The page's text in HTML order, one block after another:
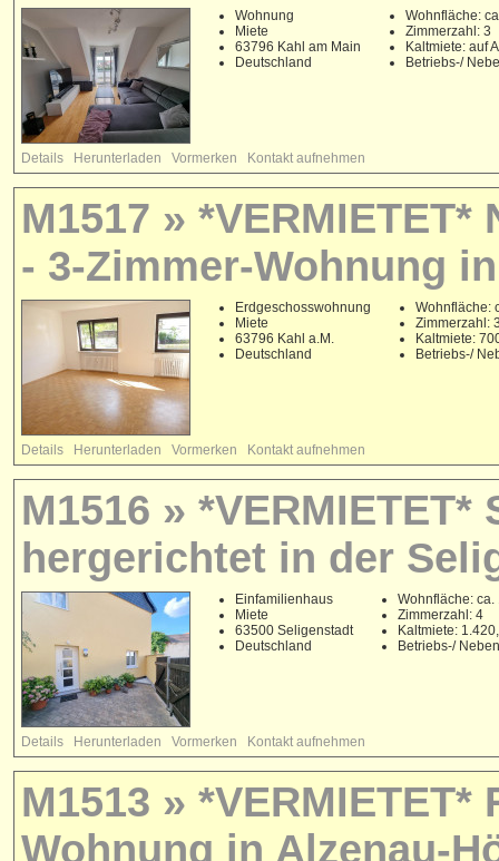
Wohnung
Miete
63796 Kahl am Main
Deutschland
Wohnfläche:
Zimmerzahl: 3
Kaltmiete: auf
Betriebs-/
Details Herunterladen Vormerken Kontakt aufnehmen
M1517 »
- 3-Zimmer-Wohnung
Erdgeschosswohnung
Miete
63796 Kahl a.M.
Deutschland
Wohnfläche:
Zimmerzahl:
Kaltmiete:
Betriebs-/
Details Herunterladen Vormerken Kontakt aufnehmen
M1516 »
hergerichtet in der
Einfamilienhaus
Miete
63500 Seligenstadt
Deutschland
Wohnfläche: ca.
Zimmerzahl: 4
Kaltmiete:
Betriebs-/
Details Herunterladen Vormerken Kontakt aufnehmen
M1513 »
Wohnung in Alzenau-